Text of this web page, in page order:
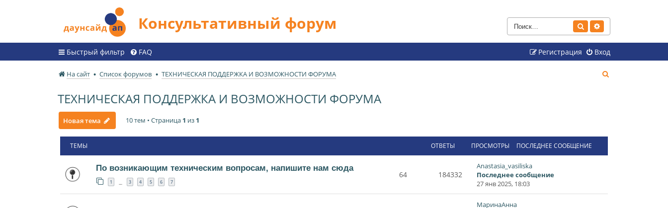
Консультативный форум Поиск
Быстрый фильтр FAQ Вход
Регистрация
На сайт Список форумов ТЕХНИЧЕСКАЯ ПОДДЕРЖКА И ВОЗМОЖНОСТИ ФОРУМА
ТЕХНИЧЕСКАЯ ПОДДЕРЖКА И ВОЗМОЖНОСТИ ФОРУМА
Новая тема 10 тем • Страница 1 из 1
ТЕМЫ ОТВЕТЫ ПРОСМОТРЫ ПОСЛЕДНЕЕ СООБЩЕНИЕ
По возникающим техническим вопросам, напишите нам сюда
1 3 4 5 6 7
64 184332
Anastasia_vasiliska
Последнее сообщение
27 янв 2025, 18:03
МаринаАнна